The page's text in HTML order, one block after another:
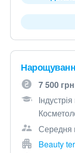
7 500
Середня
Beauty